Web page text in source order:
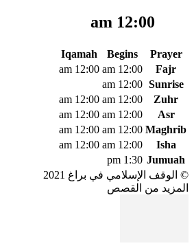
12:00 am
Prayer
Begins
Iqamah
Fajr
12:00 am
12:00 am
Sunrise
12:00 am
Zuhr
12:00 am
12:00 am
Asr
12:00 am
12:00 am
Maghrib
12:00 am
12:00 am
Isha
12:00 am
12:00 am
Jumuah
1:30 pm
© الوقف الإسلامي في براغ 2021
المزيد من القصص